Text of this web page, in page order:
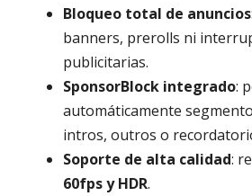
Bloqueo total de anuncios
banners, prerolls ni
publicitarias.
SponsorBlock integrado:
automáticamente
intros, outros o
Soporte de alta calidad:
60fps y HDR.